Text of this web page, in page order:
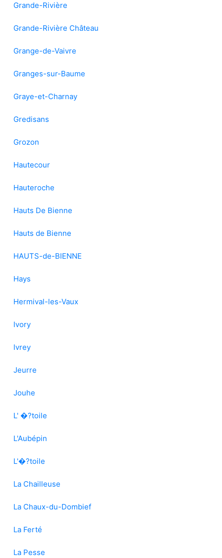
Grande-Rivière
Grande-Rivière Château
Grange-de-Vaivre
Granges-sur-Baume
Graye-et-Charnay
Gredisans
Grozon
Hautecour
Hauteroche
Hauts De Bienne
Hauts de Bienne
HAUTS-de-BIENNE
Hays
Hermival-les-Vaux
Ivory
Ivrey
Jeurre
Jouhe
L' �?toile
L'Aubépin
L'�?toile
La Chailleuse
La Chaux-du-Dombief
La Ferté
La Pesse